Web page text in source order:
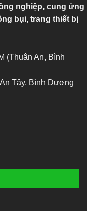
nghiệp, cung ứng
bụi, trang thiết bị
(Thuận An, Bình
Tây, Bình Dương